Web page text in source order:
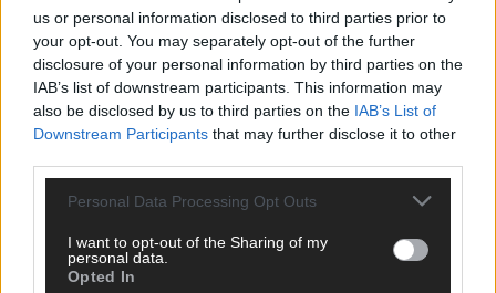
us or personal information disclosed to third parties prior to
your opt-out. You may separately opt-out of the further
disclosure of your personal information by third parties on the
IAB’s list of downstream participants. This information may
also be disclosed by us to third parties on the IAB’s List of
Downstream Participants that may further disclose it to other
Personal Data Processing Opt Outs
I want to opt-out of the Sharing of my
personal data.
Opted In
SCHNELL ZUM RESSORT
Nachrichten
Wirtschaft
Ratgeber
Wissen